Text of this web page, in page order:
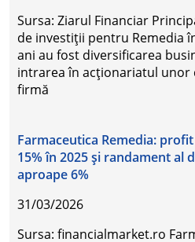
Sursa: Ziarul Financiar
de investiţii pentru Remedia
ani au fost diversificarea
intrarea în acţionariatul unor
firmă
Farmaceutica Remedia:
15% în 2025 și randament al
aproape 6%
31/03/2026
Sursa: financialmarket.ro